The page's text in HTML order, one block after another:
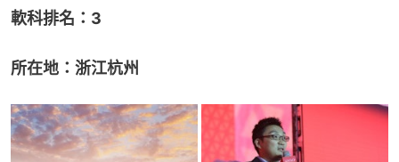
軟科排名：3
所在地：浙江杭州